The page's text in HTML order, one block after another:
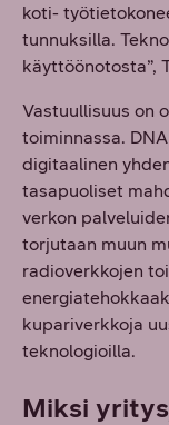
koti-
tunnuksilla.
käyttöönotosta”,
Vastuullisuus on
toiminnassa.
digitaalinen
tasapuoliset
verkon
torjutaan muun
radioverkkojen
kupariverkkoja
teknologioilla.
Miksi